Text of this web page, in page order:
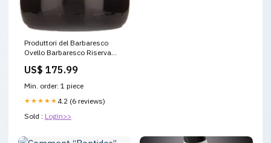
Produttori del Barbaresco
Ovello Barbaresco Riserva
US$ 175.99
Min. order: 1 piece
★★★★★ 4.2 (6 reviews)
Sold : Login>>